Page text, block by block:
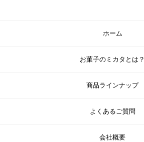
ホーム
お菓子のミカタとは？
商品ラインナップ
よくあるご質問
会社概要